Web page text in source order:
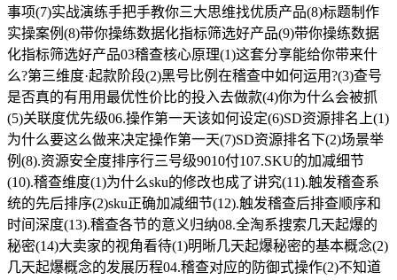
事项(7)实战演练手把手教你三大思维找优质产品(8)标题制作
实操案例(8)带你操练数据化指标筛选好产品(9)带你操练数据
化指标筛选好产品03稽查核心原理(1)这套分享能给你带来什
么?第三维度·起款阶段(2)黑号比例在稽查中如何运用?(3)查号
是否真的有用用最优性价比的投入去做款(4)你为什么会被抓
(5)关联度优先级06.操作第一天该如何设定(6)SD资源排名上(1)
为什么要这么做来决定操作第一天(7)SD资源排名下(2)场景举
例(8).资源安全度排序行三号级9010付107.SKU的加减细节
(10).稽查维度(1)为什么sku的修改也成了讲究(11).触发稽查系
统的先后排序(2)sku正确加减细节(12).触发稽查后排查顺序和
时间深度(13).稽查各节的意义归纳08.全淘系搜索几天起爆的
秘密(14)大卖家的视角看待(1)明晰几天起爆秘密的基本概念(2)
几天起爆概念的发展历程04.稽查对应的防御式操作(2)不知道